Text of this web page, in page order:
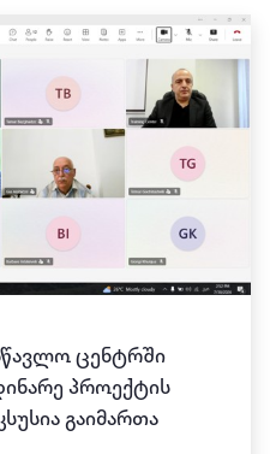
Ცენტრში
Პროექტის
Გაიმართა